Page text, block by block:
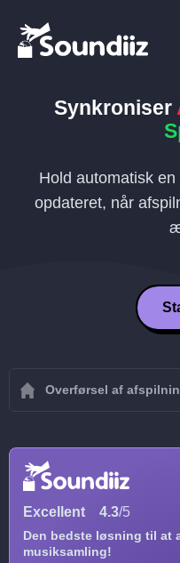
Synkroniser
Hold automatisk
opdateret, når
Overførsel af
Excellent 4.3/5
Den bedste løsning til at
musiksamling!